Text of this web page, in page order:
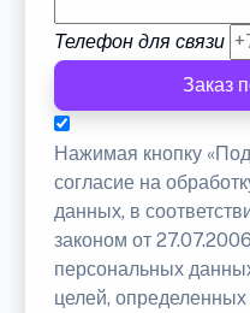
Телефон для связи
Заказ
Нажимая кнопку
согласие на
данных, в
законом от
персональных
целей, определенных